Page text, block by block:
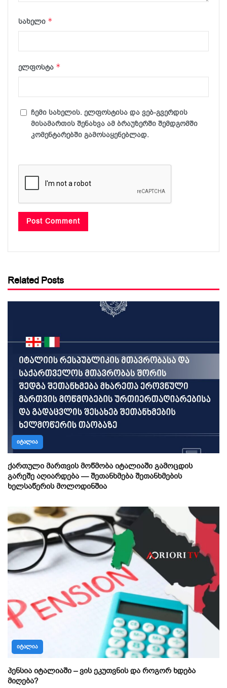
სახელი *
ელფოსტა *
ჩემი სახელის. ელფოსტისა და ვებ-გვერდის
მისამართის შენახვა ამ ბრაუზერში შემდგომში
კომენტარებში გამოსაყენებლად.
Related Posts
ᲘᲢᲐᲚᲘᲐ
ქართული მართვის მოწმობა იტალიაში გამოცდის
გარეშე აღიარდება — შეთანხმება შეთანხმების
ხელსაწერის მოლოდინშია
ᲘᲢᲐᲚᲘᲐ
პენსია იტალიაში – ვის ეკუთვნის და როგორ ხდება
მიღება?